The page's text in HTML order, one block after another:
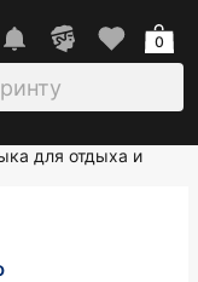
0
для отдыха и